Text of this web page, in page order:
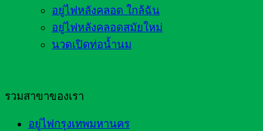
อยู่ไฟหลังคลอด ใกล้ฉัน
อยู่ไฟหลังคลอดสมัยใหม่
นวดเปิดท่อน้ำนม
รวมสาขาของเรา
อยู่ไฟกรุงเทพมหานคร